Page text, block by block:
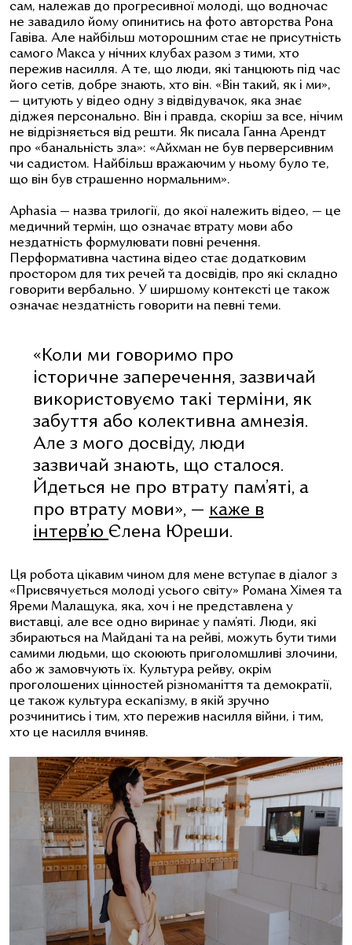
сам, належав до прогресивної молоді, що водночас
не завадило йому опинитись на фото авторства Рона
Гавіва. Але найбільш моторошним стає не присутність
самого Макса у нічних клубах разом з тими, хто
пережив насилля. А те, що люди, які танцюють під час
його сетів, добре знають, хто він. «Він такий, як і ми»,
— цитують у відео одну з відвідувачок, яка знає
діджея персонально. Він і правда, скоріш за все, нічим
не відрізняється від решти. Як писала Ганна Арендт
про «банальність зла»: «Айхман не був перверсивним
чи садистом. Найбільш вражаючим у ньому було те,
що він був страшенно нормальним».
Aphasia — назва трилогії, до якої належить відео, — це
медичний термін, що означає втрату мови або
нездатність формулювати повні речення.
Перформативна частина відео стає додатковим
простором для тих речей та досвідів, про які складно
говорити вербально. У ширшому контексті це також
означає нездатність говорити на певні теми.
«Коли ми говоримо про
історичне заперечення, зазвичай
використовуємо такі терміни, як
забуття або колективна амнезія.
Але з мого досвіду, люди
зазвичай знають, що сталося.
Йдеться не про втрату пам’яті, а
про втрату мови», — каже в
інтерв’ю Єлена Юреши.
Ця робота цікавим чином для мене вступає в діалог з
«Присвячується молоді усього світу» Романа Хімея та
Яреми Малащука, яка, хоч і не представлена у
виставці, але все одно виринає у пам’яті. Люди, які
збираються на Майдані та на рейві, можуть бути тими
самими людьми, що скоюють приголомшливі злочини,
або ж замовчують їх. Культура рейву, окрім
проголошених цінностей різноманіття та демократії,
це також культура ескапізму, в якій зручно
розчинитись і тим, хто пережив насилля війни, і тим,
хто це насилля вчиняв.